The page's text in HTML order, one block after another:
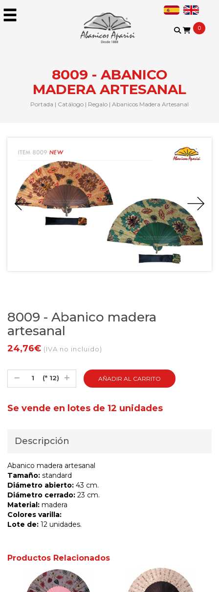
0
8009 - ABANICO
MADERA ARTESANAL
Portada | Catálogo | Regalo | Abanicos Madera Artesanal
8009 - Abanico madera
artesanal
24,76€ (IVA no incluido)
(* 12)
Se vende en lotes de 12 unidades
Descripción
Abanico madera artesanal
Tamaño: standard
Diámetro abierto: 43 cm.
Diámetro cerrado: 23 cm.
Material: madera
Colores varilla:
Lote de: 12 unidades.
Productos Relacionados